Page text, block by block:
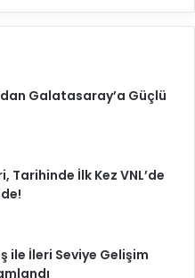
i
u
Galatasaray’a Güçlü
Tarihinde İlk Kez VNL’de
ile İleri Seviye Gelişim